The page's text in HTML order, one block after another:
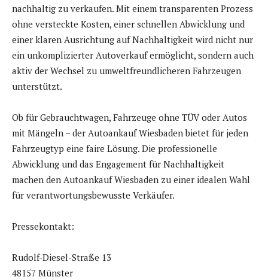
nachhaltig zu verkaufen. Mit einem transparenten Prozess
ohne versteckte Kosten, einer schnellen Abwicklung und
einer klaren Ausrichtung auf Nachhaltigkeit wird nicht nur
ein unkomplizierter Autoverkauf ermöglicht, sondern auch
aktiv der Wechsel zu umweltfreundlicheren Fahrzeugen
unterstützt.
Ob für Gebrauchtwagen, Fahrzeuge ohne TÜV oder Autos
mit Mängeln – der Autoankauf Wiesbaden bietet für jeden
Fahrzeugtyp eine faire Lösung. Die professionelle
Abwicklung und das Engagement für Nachhaltigkeit
machen den Autoankauf Wiesbaden zu einer idealen Wahl
für verantwortungsbewusste Verkäufer.
Pressekontakt:
Rudolf-Diesel-Straße 13
48157 Münster